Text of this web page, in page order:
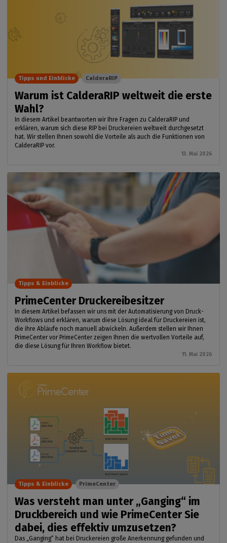
Warum ist CalderaRIP weltweit die erste
Wahl?
In diesem Artikel beantworten wir Ihre Fragen zu CalderaRIP und
erklären, warum sich diese RIP bei Druckereien weltweit durchgesetzt
hat. Wir stellen Ihnen sowohl die Vorteile als auch die Funktionen von
CalderaRIP vor.
13. Mai 2026
Tipps und Einblicke CalderaRIP
PrimeCenter Druckereibesitzer
In diesem Artikel befassen wir uns mit der Automatisierung von Druck-
Workflows und erklären, warum diese Lösung ideal für Druckereien ist,
die ihre Abläufe noch manuell abwickeln. Außerdem stellen wir Ihnen
PrimeCenter vor PrimeCenter zeigen Ihnen die wertvollen Vorteile auf,
die diese Lösung für Ihren Workflow bietet.
11. Mai 2026
Tipps & Einblicke
Was versteht man unter „Ganging“ im
Druckbereich und wie PrimeCenter Sie
dabei, dies effektiv umzusetzen?
Das „Ganging“ hat bei Druckereien große Anerkennung gefunden und
Tipps & Einblicke PrimeCenter